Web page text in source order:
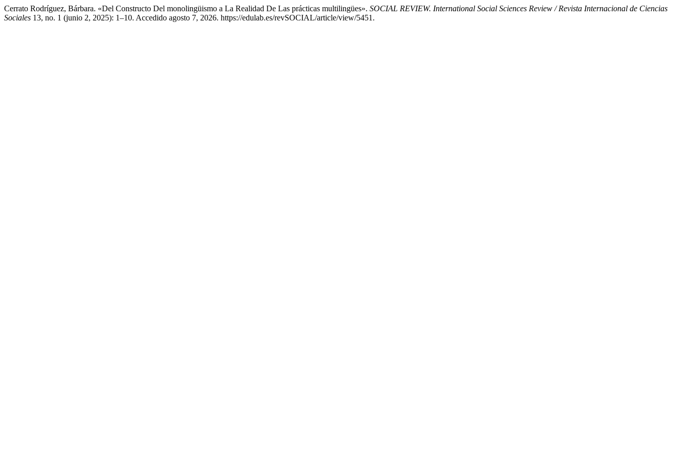
Cerrato Rodríguez, Bárbara. «Del Constructo Del monolingüismo a La Realidad De Las prácticas multilingües». SOCIAL REVIEW. International Social Sciences Review / Revista Internacional de Ciencias
Sociales 13, no. 1 (junio 2, 2025): 1–10. Accedido agosto 7, 2026. https://edulab.es/revSOCIAL/article/view/5451.